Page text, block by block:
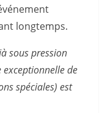
longtemps.
sous pression
exceptionnelle de
spéciales) est